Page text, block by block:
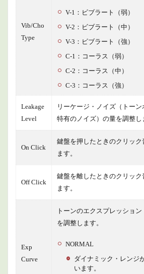
1.1.17
Ext
Range
1.1.19
Ext
Offset
1.1.20
Ext
Mon/Pol
商品
まと
Vib/Cho
Type
V-1：ビブラート（弱）
V-2：ビブラート（中）
V-3：ビブラート（強）
C-1：コーラス（弱）
C-2：コーラス（中）
C-3：コーラス（強）
Leakage
Level
リーケージ・ノイズ（トー
特有のノイズ）の量を調整し
On Click
鍵盤を押したときのクリック
ます。
Off Click
鍵盤を離したときのクリック
ます。
Exp
Curve
トーンのエクスプレッショ
を調整します。
NORMAL
ダイナミック・レンジ
います。